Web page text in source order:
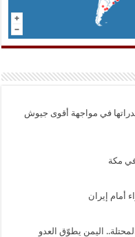
في مواجهة أقوى جيوش
أمام إيران
اليمن يطوّق العدو